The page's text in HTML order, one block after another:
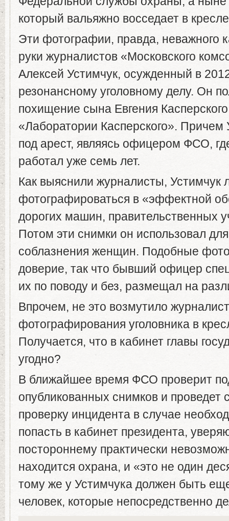
который вальяжно восседает в
Эти фотографии, правда, неважного
руки журналистов «Московского
Алексей Устимчук, осужденный в
резонансному уголовному делу. Он
похищение сына Евгения
«Лаборатории Касперского». Причем
под арест, являясь офицером ФСО,
работал уже семь лет.
Как выяснили журналисты, Устимчук
фотографироваться в «эффектной
дорогих машин, правительственных
Потом эти снимки он использовал
соблазнения женщин. Подобные
доверие, так что бывший офицер
их по поводу и без, размещал на
Впрочем, не это возмутило
фотографирования уголовника в
Получается, что в кабинет главы
угодно?
В ближайшее время ФСО проверит
опубликованных снимков и проведет
проверку инцидента в случае
попасть в кабинет президента,
постороннему практически
находится охрана, и «это не один
тому же у Устимчука должен быть
человек, которые непосредственно